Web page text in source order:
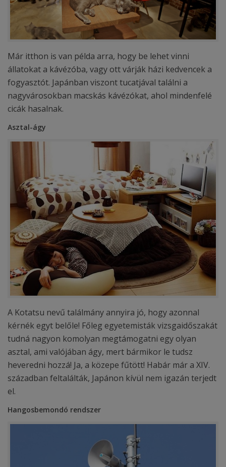
Már itthon is van példa arra, hogy be lehet vinni
állatokat a kávézóba, vagy ott várják házi kedvencek a
fogyasztót. Japánban viszont tucatjával találni a
nagyvárosokban macskás kávézókat, ahol mindenfelé
cicák hasalnak.
Asztal-ágy
A Kotatsu nevű találmány annyira jó, hogy azonnal
kérnék egyt belőle! Főleg egyetemisták vizsgaidőszakát
tudná nagyon komolyan megtámogatni egy olyan
asztal, ami valójában ágy, mert bármikor le tudsz
heveredni hozzá! Ja, a közepe fűtött! Habár már a XIV.
században feltalálták, Japánon kívül nem igazán terjedt
el.
Hangosbemondó rendszer